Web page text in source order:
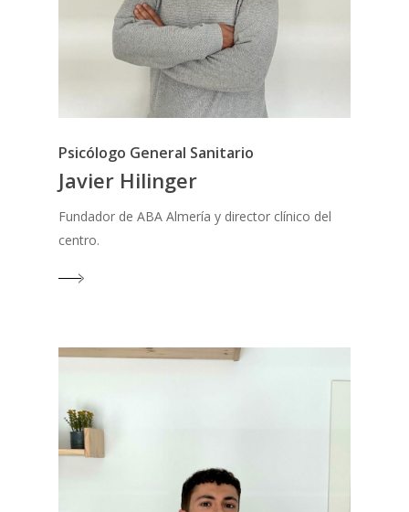
Psicólogo General Sanitario
Javier Hilinger
Fundador de ABA Almería y director clínico del
centro.